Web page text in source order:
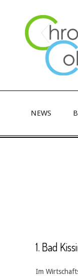
NEWS
1. Bad
Im